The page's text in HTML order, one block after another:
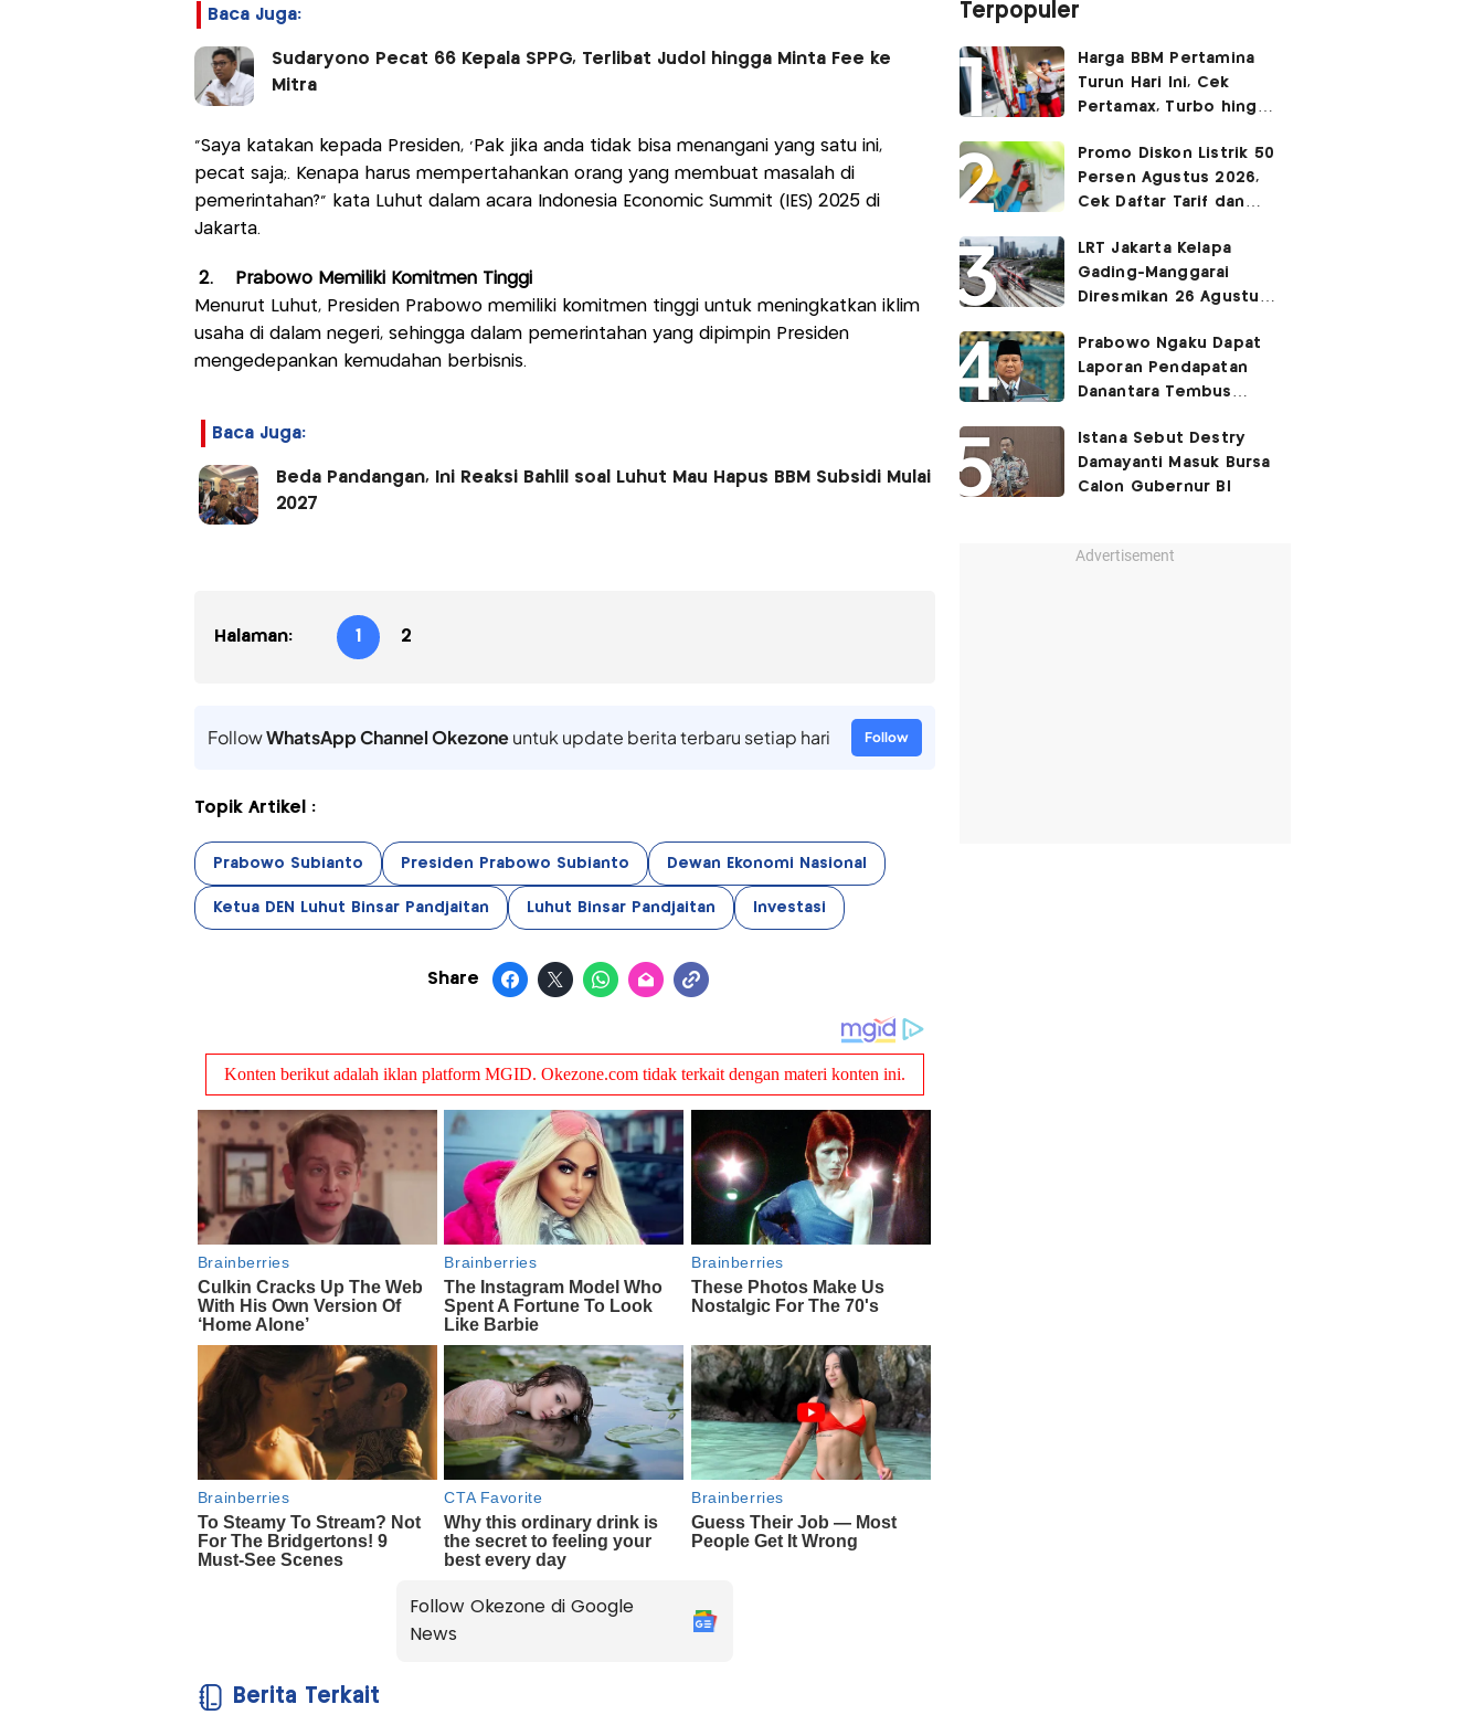
Baca Juga:
Sudaryono Pecat 66 Kepala SPPG, Terlibat Judol hingga Minta Fee ke
Mitra
"Saya katakan kepada Presiden, 'Pak jika anda tidak bisa menangani yang satu ini,
pecat saja;. Kenapa harus mempertahankan orang yang membuat masalah di
pemerintahan?" kata Luhut dalam acara Indonesia Economic Summit (IES) 2025 di
Jakarta.
2. Prabowo Memiliki Komitmen Tinggi
Menurut Luhut, Presiden Prabowo memiliki komitmen tinggi untuk meningkatkan iklim
usaha di dalam negeri, sehingga dalam pemerintahan yang dipimpin Presiden
mengedepankan kemudahan berbisnis.
Baca Juga:
Beda Pandangan, Ini Reaksi Bahlil soal Luhut Mau Hapus BBM Subsidi Mulai
2027
Halaman: 1 2
FollowWhatsApp Channel Okezoneuntuk update berita terbaru setiap hari Follow
Topik Artikel :
Prabowo Subianto Presiden Prabowo Subianto Dewan Ekonomi Nasional
Ketua DEN Luhut Binsar Pandjaitan Luhut Binsar Pandjaitan Investasi
Share
Follow Okezone di Google
News
Berita Terkait
Terpopuler
Harga BBM Pertamina
Turun Hari Ini, Cek
Pertamax, Turbo hingga
2026
Promo Diskon Listrik 50
Persen Agustus 2026,
Cek Daftar Tarif dan
LRT Jakarta Kelapa
Gading-Manggarai
Diresmikan 26 Agustus
Prabowo Ngaku Dapat
Laporan Pendapatan
Danantara Tembus
Istana Sebut Destry
Damayanti Masuk Bursa
Calon Gubernur BI
Advertisement